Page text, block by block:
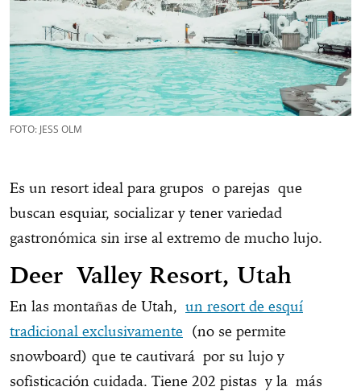
FOTO: JESS OLM
Es un resort ideal para grupos o parejas que
buscan esquiar, socializar y tener variedad
gastronómica sin irse al extremo de mucho lujo.
Deer Valley Resort, Utah
En las montañas de Utah, un resort de esquí
tradicional exclusivamente (no se permite
snowboard) que te cautivará por su lujo y
sofisticación cuidada. Tiene 202 pistas y la más